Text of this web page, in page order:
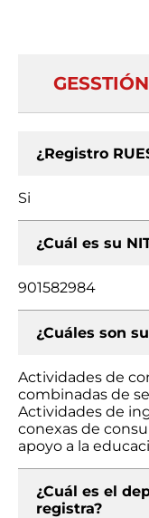
¿Registro
Si
¿Cuál es su
901582984
¿Cuáles son
Actividades de
combinadas de
Actividades de
conexas de
apoyo a la
¿Cuál es el
registra?